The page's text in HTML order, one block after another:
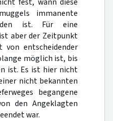
immanente
ist. Für eine
aber der Zeitpunkt
entscheidender
möglich ist, bis
ist. Es ist hier nicht
nicht bekannten
begangene
den Angeklagten
war.